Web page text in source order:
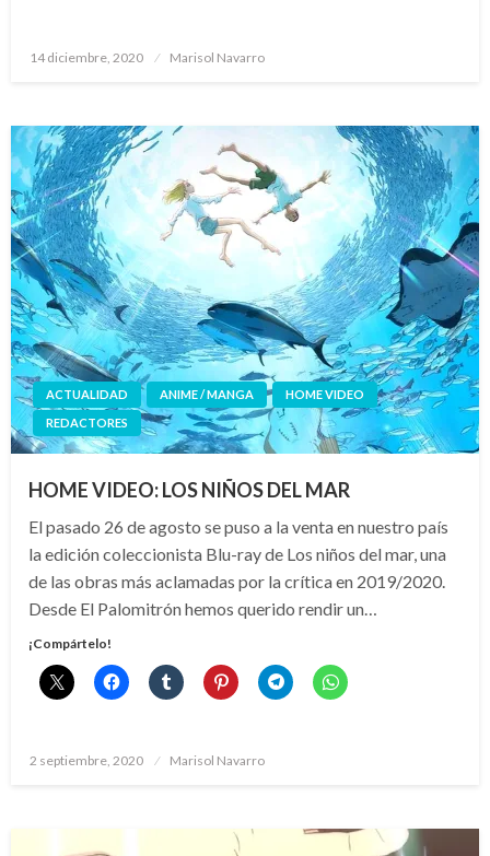
Publicado
14 diciembre, 2020 Marisol Navarro
ACTUALIDAD ANIME / MANGA
HOME VIDEO
REDACTORES
HOME VIDEO: LOS NIÑOS DEL MAR
El pasado 26 de agosto se puso a la venta en nuestro país
la edición coleccionista Blu-ray de Los niños del mar, una
de las obras más aclamadas por la crítica en 2019/2020.
Desde El Palomitrón hemos querido rendir un…
¡Compártelo!
Publicado
2 septiembre, 2020 Marisol Navarro